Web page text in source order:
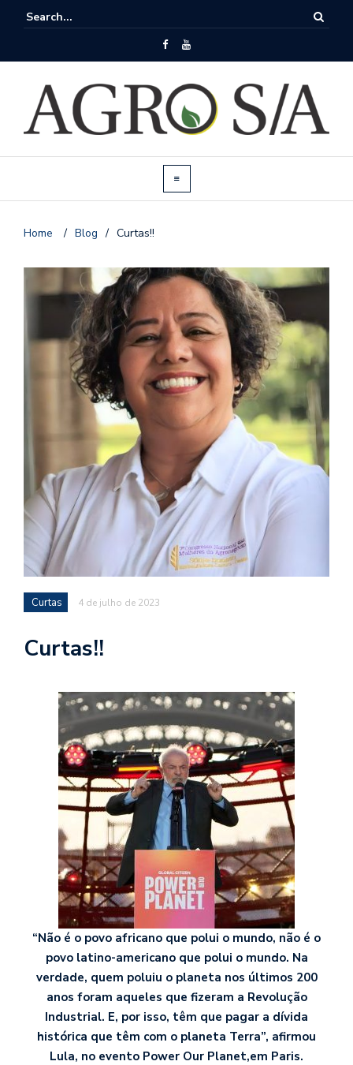
Home / Blog / Curtas!!
Curtas 4 de julho de 2023
Curtas!!
“Não é o povo africano que polui o mundo, não é o
povo latino-americano que polui o mundo. Na
verdade, quem poluiu o planeta nos últimos 200
anos foram aqueles que fizeram a Revolução
Industrial. E, por isso, têm que pagar a dívida
histórica que têm com o planeta Terra”, afirmou
Lula, no evento Power Our Planet,em Paris.